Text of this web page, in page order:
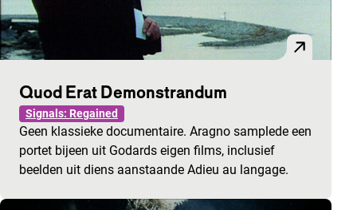
Quod Erat Demonstrandum
Signals: Regained
Geen klassieke documentaire. Aragno samplede een
portet bijeen uit Godards eigen films, inclusief
beelden uit diens aanstaande Adieu au langage.